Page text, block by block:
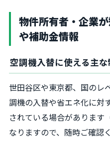
物件所有者・企業
や補助金情報
空調機入替に使える主
世田谷区や東京都、国のレ
調機の入替や省エネ化に対
されている場合があります
なりますので、随時ご確認